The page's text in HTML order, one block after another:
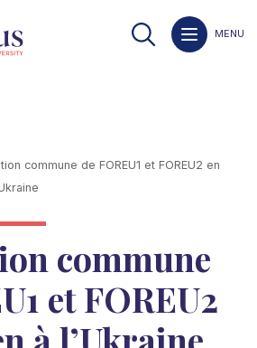
MENU
commune de FOREU1 et FOREU2 en
commune
et FOREU2